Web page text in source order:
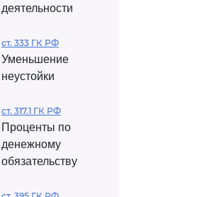
деятельности
ст. 333 ГК РФ
Уменьшение
неустойки
ст. 317.1 ГК РФ
Проценты по
денежному
обязательству